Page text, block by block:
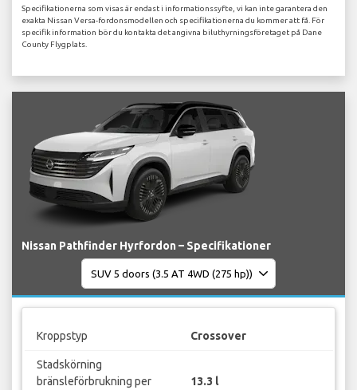
Specifikationerna som visas är endast i informationssyfte, vi kan inte garantera den
exakta Nissan Versa-fordonsmodellen och specifikationerna du kommer att få. För
specifik information bör du kontakta det angivna biluthyrningsföretaget på Dane
County Flygplats.
Nissan Pathfinder Hyrfordon – Specifikationer
Kroppstyp Crossover
Stadskörning
bränsleförbrukning per
13.3 l